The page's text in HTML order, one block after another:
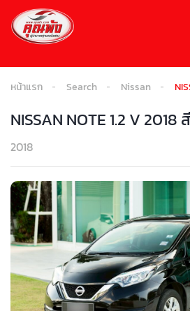
หน้าแรก Search Nissan
NISSAN NOTE 1.2 V 2018
2018